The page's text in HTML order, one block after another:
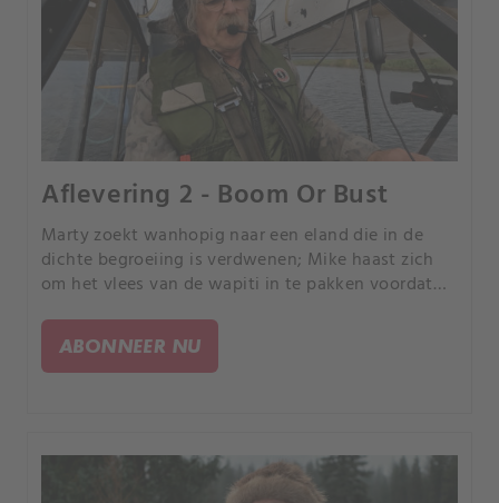
Aflevering 2 - Boom Or Bust
Marty zoekt wanhopig naar een eland die in de
dichte begroeiing is verdwenen; Mike haast zich
om het vlees van de wapiti in te pakken voordat
een eerste reis met hun vlot om netten uit te
zetten.
ABONNEER NU